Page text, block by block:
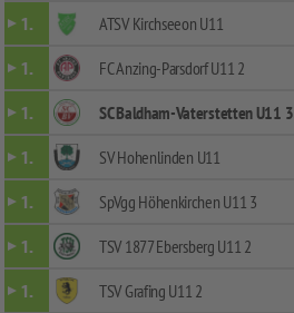
1.
ATSV Kirchseeon U11
1.
FC Anzing-Parsdorf U11 2
1.
SC Baldham-Vaterstetten U11 3
1.
SV Hohenlinden U11
1.
SpVgg Höhenkirchen U11 3
1.
TSV 1877 Ebersberg U11 2
1.
TSV Grafing U11 2